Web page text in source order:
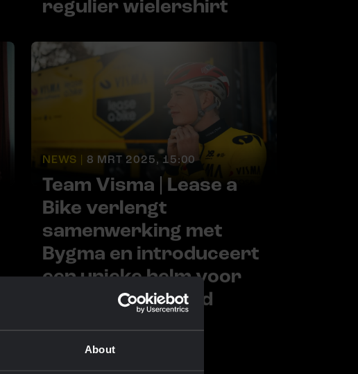
About
regulier wielershirt
NEWS | 8 MRT 2025, 15:00
Team Visma | Lease a
Bike verlengt
samenwerking met
Bygma en introduceert
een unieke helm voor
Jonas Vingegaard